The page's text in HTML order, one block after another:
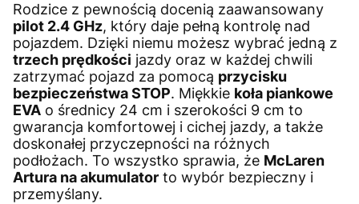
Rodzice z pewnością docenią zaawansowany
pilot 2.4 GHz, który daje pełną kontrolę nad
pojazdem. Dzięki niemu możesz wybrać jedną z
trzech prędkości jazdy oraz w każdej chwili
zatrzymać pojazd za pomocą przycisku
bezpieczeństwa STOP. Miękkie koła piankowe
EVA o średnicy 24 cm i szerokości 9 cm to
gwarancja komfortowej i cichej jazdy, a także
doskonałej przyczepności na różnych
podłożach. To wszystko sprawia, że McLaren
Artura na akumulator to wybór bezpieczny i
przemyślany.